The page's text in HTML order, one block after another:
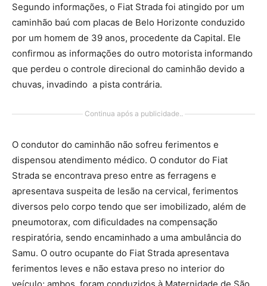
Segundo informações, o Fiat Strada foi atingido por um
caminhão baú com placas de Belo Horizonte conduzido
por um homem de 39 anos, procedente da Capital. Ele
confirmou as informações do outro motorista informando
que perdeu o controle direcional do caminhão devido a
chuvas, invadindo a pista contrária.
Continua após a publicidade..
O condutor do caminhão não sofreu ferimentos e
dispensou atendimento médico. O condutor do Fiat
Strada se encontrava preso entre as ferragens e
apresentava suspeita de lesão na cervical, ferimentos
diversos pelo corpo tendo que ser imobilizado, além de
pneumotorax, com dificuldades na compensação
respiratória, sendo encaminhado a uma ambulância do
Samu. O outro ocupante do Fiat Strada apresentava
ferimentos leves e não estava preso no interior do